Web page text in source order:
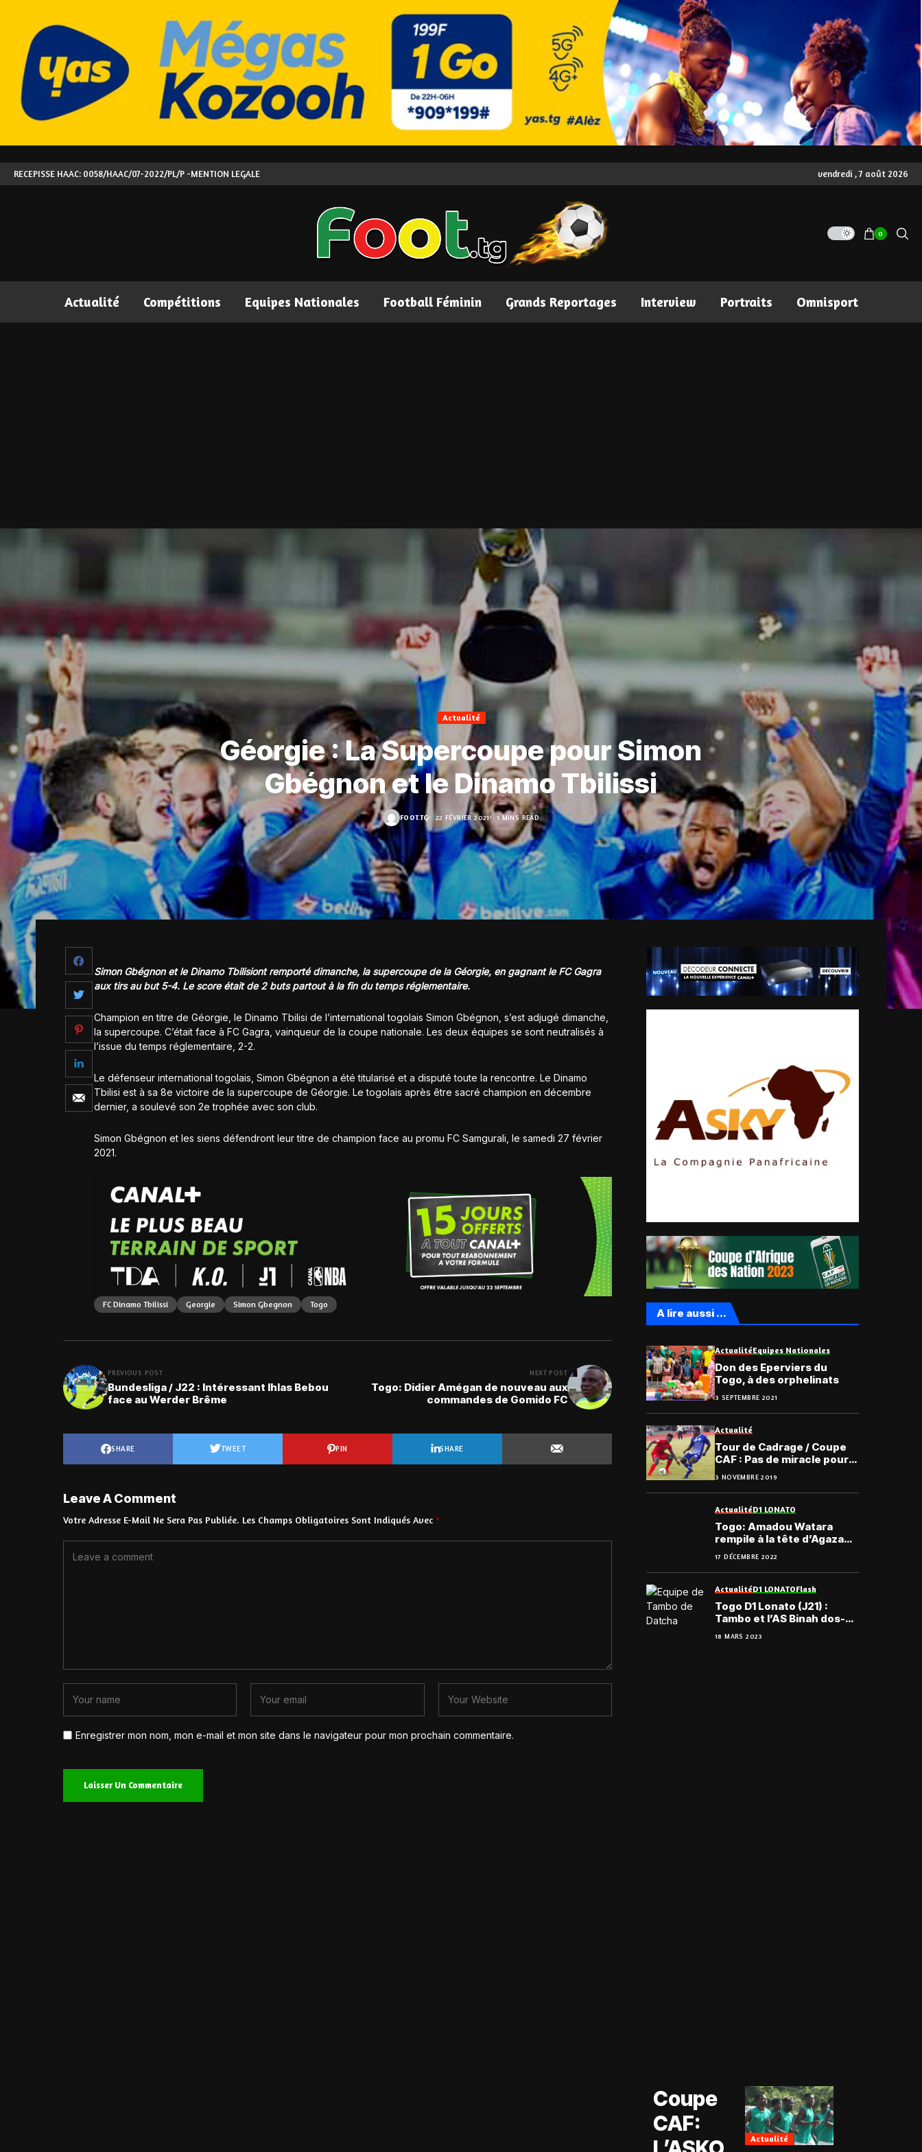
RECEPISSE HAAC: 0058/HAAC/07-2022/PL/P -MENTION LEGALE vendredi , 7 août 2026
0
Actualité Compétitions Equipes Nationales Football Féminin Grands Reportages Interview Portraits Omnisport
Actualité
Géorgie : La Supercoupe pour Simon
Gbégnon et le Dinamo Tbilissi
FOOT.TG 22 FÉVRIER 2021 1 MINS READ
Simon Gbégnon et le Dinamo Tbilisiont remporté dimanche, la supercoupe de la Géorgie, en gagnant le FC Gagra
aux tirs au but 5-4. Le score était de 2 buts partout à la fin du temps réglementaire.
Champion en titre de Géorgie, le Dinamo Tbilisi de l’international togolais Simon Gbégnon, s’est adjugé dimanche,
la supercoupe. C’était face à FC Gagra, vainqueur de la coupe nationale. Les deux équipes se sont neutralisés à
l’issue du temps réglementaire, 2-2.
Le défenseur international togolais, Simon Gbégnon a été titularisé et a disputé toute la rencontre. Le Dinamo
Tbilisi est à sa 8e victoire de la supercoupe de Géorgie. Le togolais après être sacré champion en décembre
dernier, a soulevé son 2e trophée avec son club.
Simon Gbégnon et les siens défendront leur titre de champion face au promu FC Samgurali, le samedi 27 février
2021.
FC Dinamo Tbilissi Georgie Simon Gbegnon Togo
PREVIOUS POST
Bundesliga / J22 : Intéressant Ihlas Bebou
face au Werder Brême
NEXT POST
Togo: Didier Amégan de nouveau aux
commandes de Gomido FC
SHARE TWEET PIN SHARE
Leave A Comment
Votre Adresse E-Mail Ne Sera Pas Publiée. Les Champs Obligatoires Sont Indiqués Avec *
Enregistrer mon nom, mon e-mail et mon site dans le navigateur pour mon prochain commentaire.
A lire aussi ...
ActualitéEquipes Nationales
Don des Eperviers du
Togo, à des orphelinats
3 SEPTEMBRE 2021
Actualité
Tour de Cadrage / Coupe
CAF : Pas de miracle pour
les Chauffeurs de Kara
3 NOVEMBRE 2019
ActualitéD1 LONATO
Togo: Amadou Watara
rempile à la tête d’Agaza
Football Club
17 DÉCEMBRE 2022
ActualitéD1 LONATOFlash
Togo D1 Lonato (J21) :
Tambo et l’AS Binah dos-à-
dos
18 MARS 2023
Coupe
CAF:
Actualité